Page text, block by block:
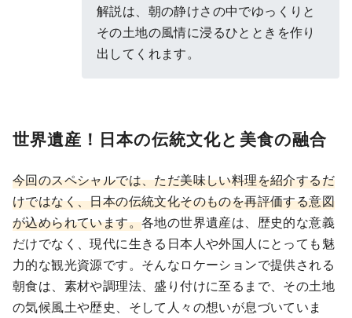
解説は、朝の静けさの中でゆっくりと
その土地の風情に浸るひとときを作り
出してくれます。
世界遺産！日本の伝統文化と美食の融合
今回のスペシャルでは、ただ美味しい料理を紹介するだ
けではなく、日本の伝統文化そのものを再評価する意図
が込められています。各地の世界遺産は、歴史的な意義
だけでなく、現代に生きる日本人や外国人にとっても魅
力的な観光資源です。そんなロケーションで提供される
朝食は、素材や調理法、盛り付けに至るまで、その土地
の気候風土や歴史、そして人々の想いが息づいていま